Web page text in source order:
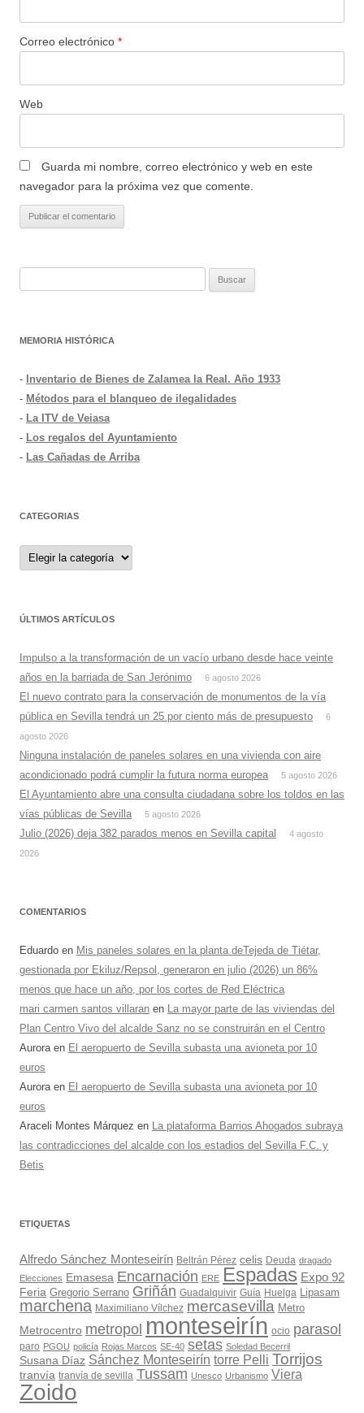
Correo electrónico *
Web
Guarda mi nombre, correo electrónico y web en este
navegador para la próxima vez que comente.
MEMORIA HISTÓRICA
- Inventario de Bienes de Zalamea la Real. Año 1933
- Métodos para el blanqueo de ilegalidades
- La ITV de Veiasa
- Los regalos del Ayuntamiento
- Las Cañadas de Arriba
CATEGORIAS
Categorias
ÚLTIMOS ARTÍCULOS
Impulso a la transformación de un vacío urbano desde hace veinte
años en la barriada de San Jerónimo
6 agosto 2026
El nuevo contrato para la conservación de monumentos de la vía
pública en Sevilla tendrá un 25 por ciento más de presupuesto
6
agosto 2026
Ninguna instalación de paneles solares en una vivienda con aire
acondicionado podrá cumplir la futura norma europea
5 agosto 2026
El Ayuntamiento abre una consulta ciudadana sobre los toldos en las
vías públicas de Sevilla
5 agosto 2026
Julio (2026) deja 382 parados menos en Sevilla capital
4 agosto
2026
COMENTARIOS
Eduardo en Mis paneles solares en la planta deTejeda de Tiétar,
gestionada por Ekiluz/Repsol, generaron en julio (2026) un 86%
menos que hace un año, por los cortes de Red Eléctrica
mari carmen santos villaran en La mayor parte de las viviendas del
Plan Centro Vivo del alcalde Sanz no se construirán en el Centro
Auroraen El aeropuerto de Sevilla subasta una avioneta por 10
euros
Auroraen El aeropuerto de Sevilla subasta una avioneta por 10
euros
Araceli Montes Márquez en La plataforma Barrios Ahogados subraya
las contradicciones del alcalde con los estadios del Sevilla F.C. y
Betis
ETIQUETAS
Alfredo Sánchez Monteseirín Beltrán Pérez celis Deuda dragado
Elecciones Emasesa Encarnación ERE Espadas Expo 92
Feria Gregorio Serrano Griñán Guadalquivir Guía Huelga Lipasam
marchena Maximiliano Vílchez mercasevilla Metro
Metrocentro metropol monteseirín ocio parasol
paro PGOU policía Rojas Marcos SE-40 setas Soledad Becerril
Susana Díaz Sánchez Monteseirín torre Pelli Torrijos
tranvía tranvía de sevilla Tussam Unesco Urbanismo Viera
Zoido